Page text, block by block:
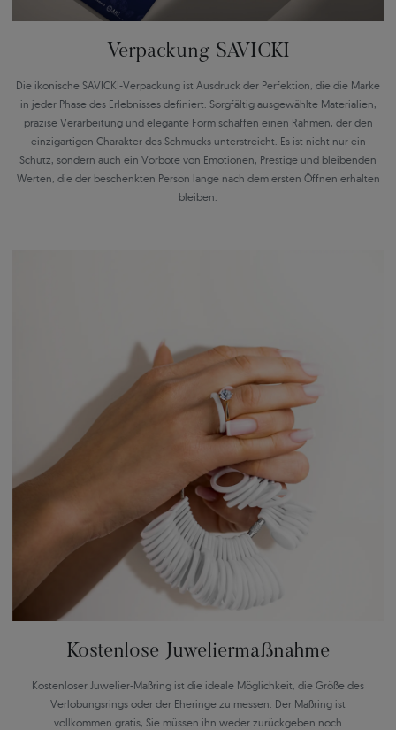
Verpackung SAVICKI
Die ikonische SAVICKI-Verpackung ist Ausdruck der Perfektion, die die Marke
in jeder Phase des Erlebnisses definiert. Sorgfältig ausgewählte Materialien,
präzise Verarbeitung und elegante Form schaffen einen Rahmen, der den
einzigartigen Charakter des Schmucks unterstreicht. Es ist nicht nur ein
Schutz, sondern auch ein Vorbote von Emotionen, Prestige und bleibenden
Werten, die der beschenkten Person lange nach dem ersten Öffnen erhalten
bleiben.
Kostenlose Juweliermaßnahme
Kostenloser Juwelier-Maßring ist die ideale Möglichkeit, die Größe des
Verlobungsrings oder der Eheringe zu messen. Der Maßring ist
vollkommen gratis, Sie müssen ihn weder zurückgeben noch